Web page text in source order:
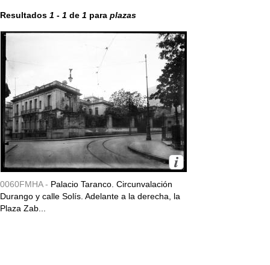
Resultados 1 - 1 de 1 para plazas
0060FMHA - Palacio Taranco. Circunvalación
Durango y calle Solís. Adelante a la derecha, la
Plaza Zab...